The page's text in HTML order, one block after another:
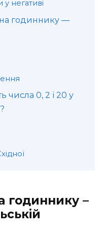
негативі
годиннику —
числа 0, 2 і 20 у
годиннику –